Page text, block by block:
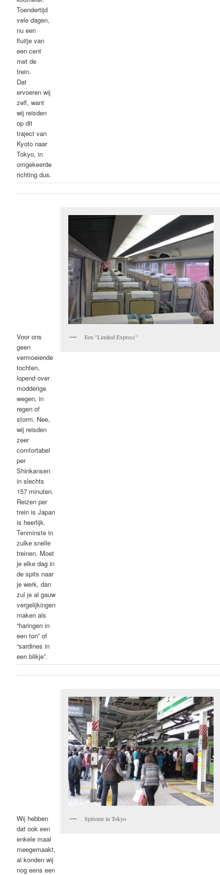
Toendertijd
vele dagen,
nu een
fluitje van
een cent
met de
trein.
Dat
ervoeren wij
zelf, want
wij reisden
op dit
traject van
Kyoto naar
Tokyo, in
omgekeerde
richting dus.
Voor ons
geen
vermoeiende
tochten,
lopend over
modderige
wegen, in
regen of
storm. Nee,
wij reisden
zeer
comfortabel
per
Shinkansen
in slechts
157 minuten.
Reizen per
trein is Japan
is heerlijk.
Tenminste in
zulke snelle
treinen. Moet
je elke dag in
de spits naar
je werk, dan
zul je al gauw
vergelijkingen
maken als
“haringen in
een ton” of
“sardines in
een blikje”.
Een "Limited Express"
Wij hebben
dat ook een
enkele maal
meegemaakt,
al konden wij
nog eens een
Spitsuur in Tokyo